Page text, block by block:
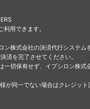
用できます。
ン株式会社の決済代行システム
済を完了させてください。
切保有せず、イプシロン株式
が同一でない場合はクレジット